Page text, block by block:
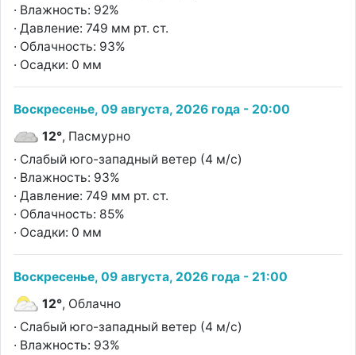
· Влажность: 92%
· Давление: 749 мм рт. ст.
· Облачность: 93%
· Осадки: 0 мм
Воскресенье, 09 августа, 2026 года - 20:00
12°, Пасмурно
· Слабый юго-западный ветер (4 м/с)
· Влажность: 93%
· Давление: 749 мм рт. ст.
· Облачность: 85%
· Осадки: 0 мм
Воскресенье, 09 августа, 2026 года - 21:00
12°, Облачно
· Слабый юго-западный ветер (4 м/с)
· Влажность: 93%